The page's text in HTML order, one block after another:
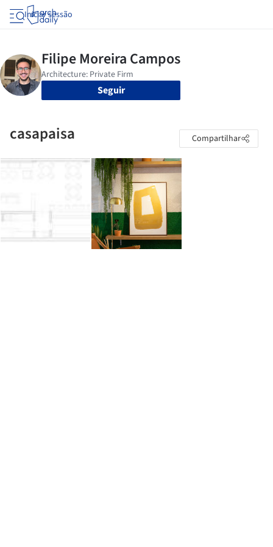
Iniciar sessão
Seguir
casapaisa Compartilhar